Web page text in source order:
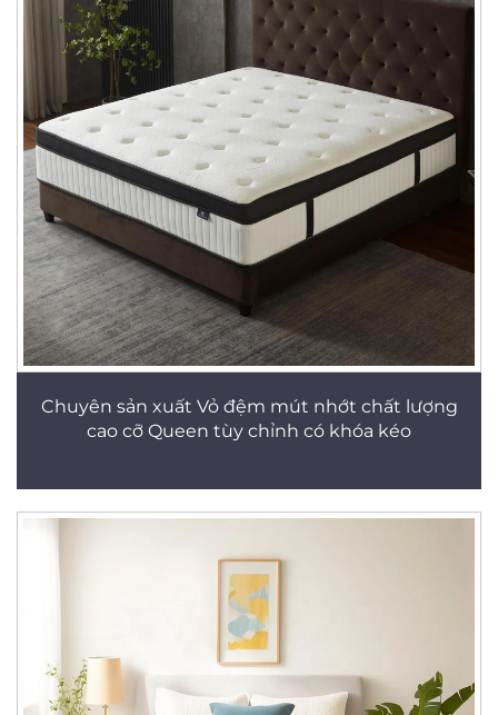
Chuyên sản xuất Vỏ đệm mút nhớt chất lượng
cao cỡ Queen tùy chỉnh có khóa kéo